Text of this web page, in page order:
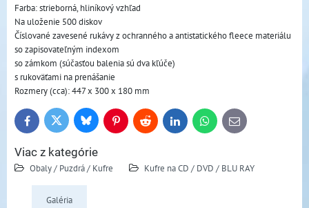
Farba: strieborná, hliníkový vzhľad
Na uloženie 500 diskov
Číslované zavesené rukávy z ochranného a antistatického fleece materiálu
so zapisovateľným indexom
so zámkom (súčasťou balenia sú dva kľúče)
s rukoväťami na prenášanie
Rozmery (cca): 447 x 300 x 180 mm
FacebookTwitter BlueskyPinterestReddit LinkedInWhatsApp
E-
mail
Viac z kategórie
Obaly / Puzdrá / Kufre Kufre na CD / DVD / BLU RAY
Galéria